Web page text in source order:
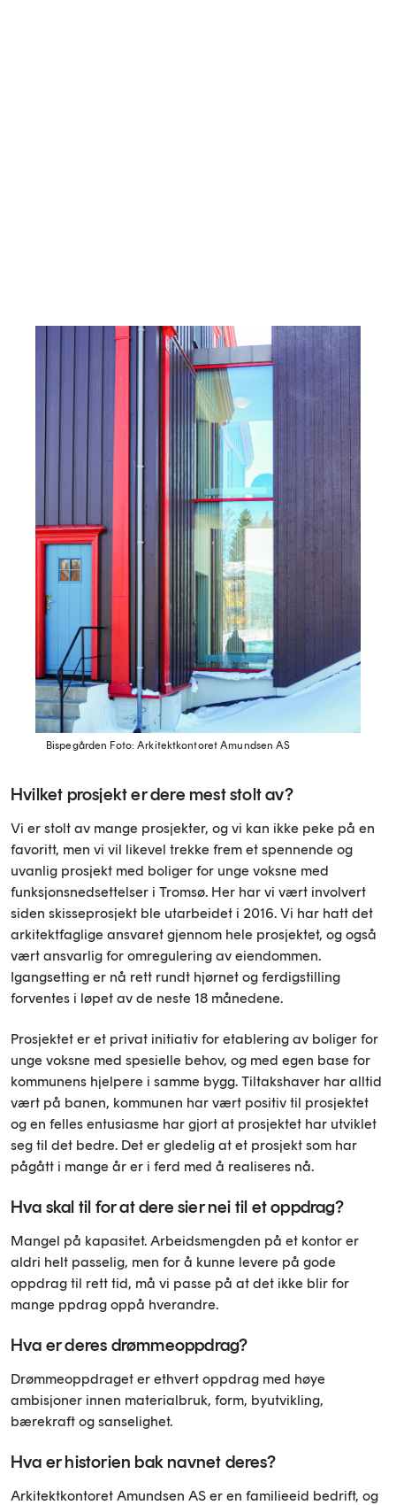
Bispegården Foto: Arkitektkontoret Amundsen AS
Hvilket prosjekt er dere mest stolt av?
Vi er stolt av mange prosjekter, og vi kan ikke peke på en
favoritt, men vi vil likevel trekke frem et spennende og
uvanlig prosjekt med boliger for unge voksne med
funksjonsnedsettelser i Tromsø. Her har vi vært involvert
siden skisseprosjekt ble utarbeidet i 2016. Vi har hatt det
arkitektfaglige ansvaret gjennom hele prosjektet, og også
vært ansvarlig for omregulering av eiendommen.
Igangsetting er nå rett rundt hjørnet og ferdigstilling
forventes i løpet av de neste 18 månedene.
Prosjektet er et privat initiativ for etablering av boliger for
unge voksne med spesielle behov, og med egen base for
kommunens hjelpere i samme bygg. Tiltakshaver har alltid
vært på banen, kommunen har vært positiv til prosjektet
og en felles entusiasme har gjort at prosjektet har utviklet
seg til det bedre. Det er gledelig at et prosjekt som har
pågått i mange år er i ferd med å realiseres nå.
Hva skal til for at dere sier nei til et oppdrag?
Mangel på kapasitet. Arbeidsmengden på et kontor er
aldri helt passelig, men for å kunne levere på gode
oppdrag til rett tid, må vi passe på at det ikke blir for
mange ppdrag oppå hverandre.
Hva er deres drømmeoppdrag?
Drømmeoppdraget er ethvert oppdrag med høye
ambisjoner innen materialbruk, form, byutvikling,
bærekraft og sanselighet.
Hva er historien bak navnet deres?
Arkitektkontoret Amundsen AS er en familieeid bedrift, og